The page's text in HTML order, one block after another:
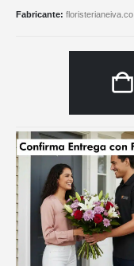
Fabricante: floristerianeiva.co